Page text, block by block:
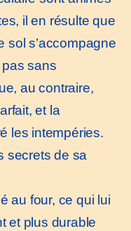
il en résulte que
sol s’accompagne
sans
au contraire,
et la
les intempéries.
secrets de sa
au four, ce qui lui
et plus durable